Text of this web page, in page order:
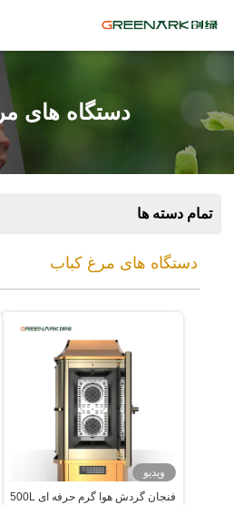
دستگاه های
تمام دسته ها
دستگاه های مرغ کباب
ویدیو
فنجان گردش هوا گرم حرفه ای 500L